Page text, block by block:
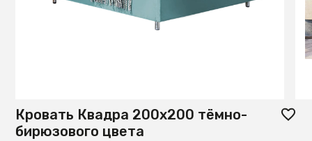
Кровать Квадра 200х200 тёмно-
бирюзового цвета